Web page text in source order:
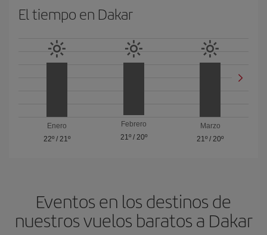
El tiempo en Dakar
Enero
22º/ 21º
Febrero
21º/ 20º
Marzo
21º /20º
Eventos en los destinos de
nuestros vuelos baratos a Dakar